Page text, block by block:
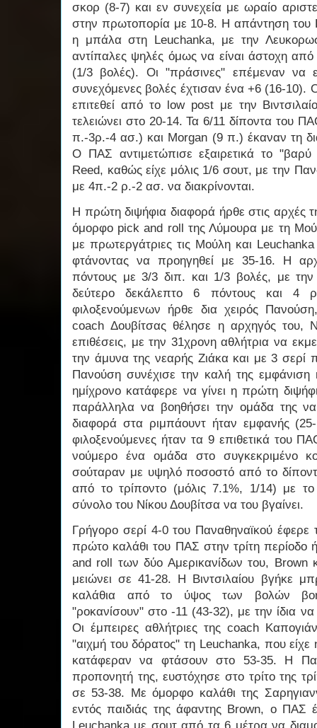
σκορ (8-7) και εν συνεχεία με ωραίο
στην πρωτοπορία με 10-8. Η απάντηση του
η μπάλα στη Leuchanka, με την
αντίπαλες ψηλές όμως να είναι άστοχη
(1/3 βολές). Οι "πράσινες" επέμεναν να
συνεχόμενες βολές έχτισαν ένα +6 (16-10).
επιτεθεί από το low post με την
τελειώνει στο 20-14. Τα 6/11 δίποντα του
π.-3ρ.-4 ασ.) και Morgan (9 π.) έκαναν τη
Ο ΠΑΣ αντιμετώπισε εξαιρετικά το
Reed, καθώς είχε μόλις 1/6 σουτ, με την
με 4π.-2 ρ.-2 ασ. να διακρίνονται.
Η πρώτη διψήφια διαφορά ήρθε στις αρχές
όμορφο pick and roll της Λύμουρα με τη
με πρωτεργάτριες τις Μούλη και
φτάνοντας να προηγηθεί με 35-16. Η
πόντους με 3/3 διπ. και 1/3 βολές, με
δεύτερο δεκάλεπτο 6 πόντους και 4
φιλοξενούμενων ήρθε δια χειρός
coach Δουβίτσας θέλησε η αρχηγός του,
επιθέσεις, με την 31χρονη αθλήτρια να
την άμυνα της νεαρής Ζιάκα και με 3 σερί
Πανούση συνέχισε την καλή της εμφάνιση
ημίχρονο κατάφερε να γίνει η πρώτη
παράλληλα να βοηθήσει την ομάδα της
διαφορά στα ριμπάουντ ήταν εμφανής
φιλοξενούμενες ήταν τα 9 επιθετικά του
νούμερο ένα ομάδα στο συγκεκριμένο
σούταραν με υψηλό ποσοστό από το
από το τρίποντο (μόλις 7.1%, 1/14) με
σύνολο του Νίκου Δουβίτσα να του βγαίνει.
Γρήγορο σερί 4-0 του Παναθηναϊκού
πρώτο καλάθι του ΠΑΣ στην τρίτη περίοδο
and roll των δύο Αμερικανίδων του, Brown
μειώνει σε 41-28. Η Βιντσιλαίου βγήκε
καλάθια από το ύψος των βολών
"ροκανίσουν" στο -11 (43-32), με την ίδια να
Οι έμπειρες αθλήτριες της coach
"αιχμή του δόρατος" τη Leuchanka, που
κατάφεραν να φτάσουν στο 53-35. Η
προπονητή της, ευστόχησε στο τρίτο της
σε 53-38. Με όμορφο καλάθι της
εντός παιδιάς της άφαντης Brown, ο ΠΑΣ